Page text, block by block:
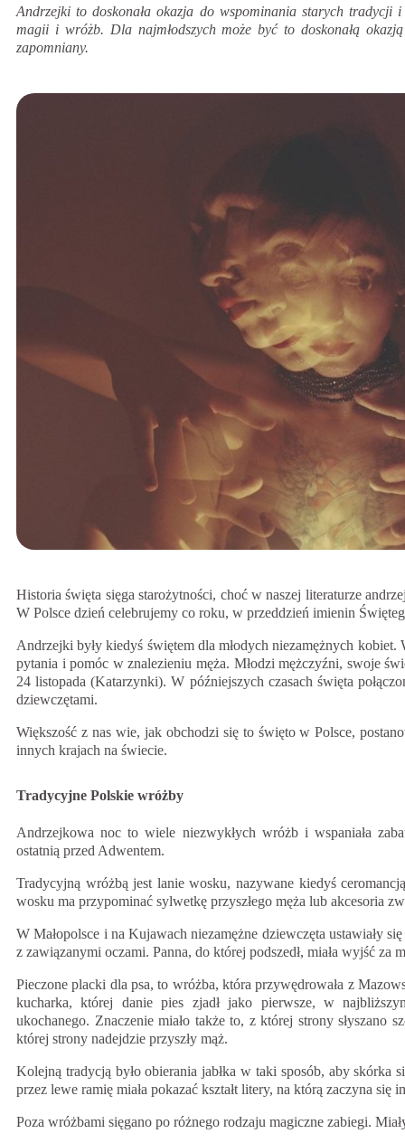
Andrzejki to doskonała okazja do wspominania starych tradycji
magii i wróżb. Dla najmłodszych może być to doskonałą
zapomniany.
Historia święta sięga starożytności, choć w naszej literaturze
W Polsce dzień celebrujemy co roku, w przeddzień imienin
Andrzejki były kiedyś świętem dla młodych niezamężnych kobiet.
pytania i pomóc w znalezieniu męża. Młodzi mężczyźni, swoje
24 listopada (Katarzynki). W późniejszych czasach święta
dziewczętami.
Większość z nas wie, jak obchodzi się to święto w Polsce,
innych krajach na świecie.
Tradycyjne Polskie wróżby
Andrzejkowa noc to wiele niezwykłych wróżb i wspaniała
ostatnią przed Adwentem.
Tradycyjną wróżbą jest lanie wosku, nazywane kiedyś
wosku ma przypominać sylwetkę przyszłego męża lub akcesoria
W Małopolsce i na Kujawach niezamężne dziewczęta ustawiały
z zawiązanymi oczami. Panna, do której podszedł, miała wyjść za
Pieczone placki dla psa, to wróżba, która przywędrowała z
kucharka, której danie pies zjadł jako pierwsze, w
ukochanego. Znaczenie miało także to, z której strony słyszano
której strony nadejdzie przyszły mąż.
Kolejną tradycją było obierania jabłka w taki sposób, aby skórka
przez lewe ramię miała pokazać kształt litery, na którą zaczyna się
Poza wróżbami sięgano po różnego rodzaju magiczne zabiegi.